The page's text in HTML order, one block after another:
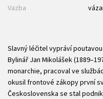
Vazba
Slavný léčitel vypráví
Bylinář Jan Mikolášek
monarchie, pracoval ve
okusil frontové zákopy první
Československa se stal